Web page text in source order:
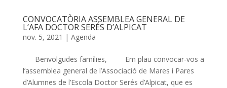
CONVOCATÒRIA ASSEMBLEA GENERAL DE
L’AFA DOCTOR SERÉS D’ALPICAT
nov. 5, 2021 | Agenda
Benvolgudes famílies, Em plau convocar-vos a
l’assemblea general de l’Associació de Mares i Pares
d’Alumnes de l’Escola Doctor Serés d’Alpicat, que es